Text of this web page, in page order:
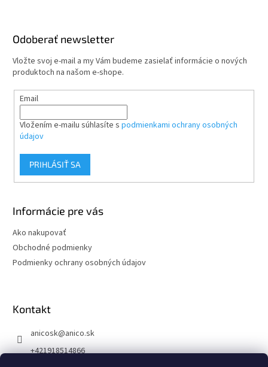
Odoberať newsletter
Vložte svoj e-mail a my Vám budeme zasielať informácie o nových
produktoch na našom e-shope.
Email
Vložením e-mailu súhlasíte s podmienkami ochrany osobných
údajov
PRIHLÁSIŤ SA
Informácie pre vás
Ako nakupovať
Obchodné podmienky
Podmienky ochrany osobných údajov
Kontakt
anicosk@anico.sk
+421918514866